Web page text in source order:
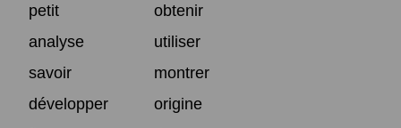
petit
obtenir
analyse
utiliser
savoir
montrer
développer
origine